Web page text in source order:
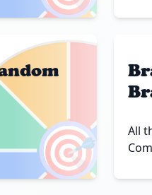
🎯
All